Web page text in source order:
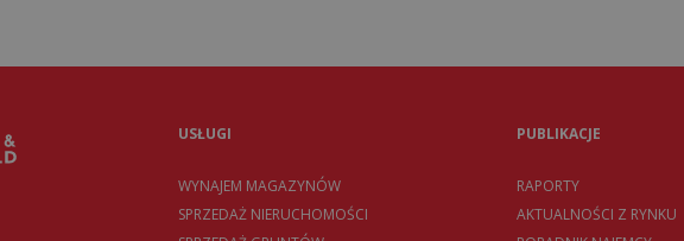
USŁUGI
WYNAJEM MAGAZYNÓW
SPRZEDAŻ NIERUCHOMOŚCI
PUBLIKACJE
RAPORTY
AKTUALNOŚCI Z RYNKU